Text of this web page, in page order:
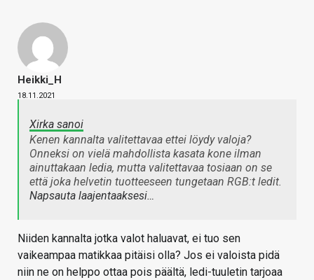
Heikki_H
18.11.2021
Xirka sanoi
Kenen kannalta valitettavaa ettei löydy valoja?
Onneksi on vielä mahdollista kasata kone ilman
ainuttakaan ledia, mutta valitettavaa tosiaan on se
että joka helvetin tuotteeseen tungetaan RGB:t ledit.
Napsauta laajentaaksesi…
Niiden kannalta jotka valot haluavat, ei tuo sen
vaikeampaa matikkaa pitäisi olla? Jos ei valoista pidä
niin ne on helppo ottaa pois päältä, ledi-tuuletin tarjoaa